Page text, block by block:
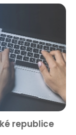
republice